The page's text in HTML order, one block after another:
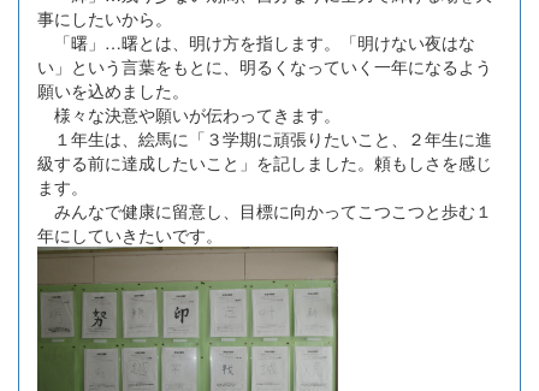
事にしたいから。
「曙」…曙とは、明け方を指します。「明けない夜はな
い」という言葉をもとに、明るくなっていく一年になるよう
願いを込めました。
様々な決意や願いが伝わってきます。
１年生は、絵馬に「３学期に頑張りたいこと、２年生に進
級する前に達成したいこと」を記しました。頼もしさを感じ
ます。
みんなで健康に留意し、目標に向かってこつこつと歩む１
年にしていきたいです。